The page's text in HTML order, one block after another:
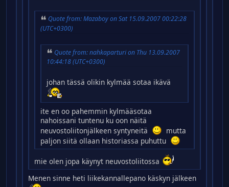
Quote from: Mazaboy on Sat 15.09.2007 00:22:28
(UTC+0300)
Quote from: nahkaparturi on Thu 13.09.2007
10:44:18 (UTC+0300)
johan tässä olikin kylmää sotaa ikävä
ite en oo pahemmin kylmääsotaa
nahoissani tuntenu ku oon näitä
neuvostoliitonjälkeen syntyneitä
mutta
paljon siitä ollaan historiassa puhuttu
mie olen jopa käynyt neuvostoliitossa
Menen sinne heti liikekannallepano käskyn jälkeen